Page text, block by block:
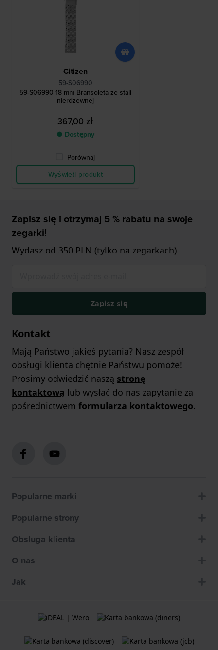
Citizen
59-S06990
59-S06990 18 mm Bransoleta ze stali
nierdzewnej
367,00 zł
● Dostępny
Porównaj
Wyświetl produkt
Zapisz się i otrzymaj 5 % rabatu na swoje
zegarki!
Wydasz od 350 PLN (tylko na zegarkach)
Zapisz się
Kontakt
Mają Państwo jakieś pytania? Nasz zespół
obsługi klienta chętnie Państwu pomoże!
Prosimy odwiedzić naszą stronę
kontaktową lub wysłać do nas zapytanie za
pośrednictwem formularza kontaktowego.
Popularne marki
Popularne strony
Obsluga klienta
O nas
Jak